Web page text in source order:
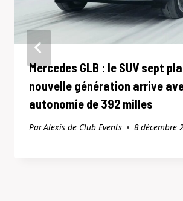
Mercedes GLB : le SUV sept
nouvelle génération arrive
autonomie de 392 milles
ParAlexis de Club Events 8 décembre